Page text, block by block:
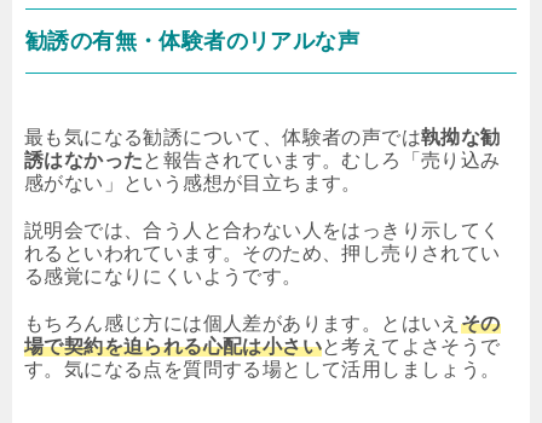
勧誘の有無・体験者のリアルな声
最も気になる勧誘について、体験者の声では執拗な勧
誘はなかったと報告されています。むしろ「売り込み
感がない」という感想が目立ちます。
説明会では、合う人と合わない人をはっきり示してく
れるといわれています。そのため、押し売りされてい
る感覚になりにくいようです。
もちろん感じ方には個人差があります。とはいえ その
場で契約を迫られる心配は小さいと考えてよさそうで
す。気になる点を質問する場として活用しましょう。